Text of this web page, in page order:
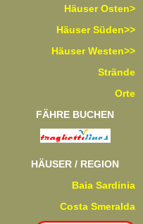
Häuser Osten>
Häuser Süden>>
Häuser Westen>>
Strände
Orte
FÄHRE BUCHEN
HÄUSER / REGION
Baia Sardinia
Costa Smeralda